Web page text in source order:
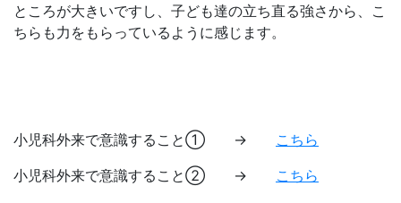
ところが大きいですし、子ども達の立ち直る強さから、こ
ちらも力をもらっているように感じます。
小児科外来で意識すること① → こちら
小児科外来で意識すること② → こちら